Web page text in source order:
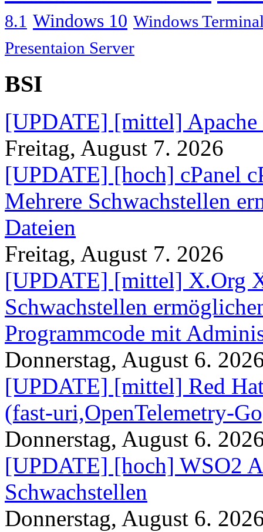
8.1 Windows 10 Windows
Presentaion Server
BSI
[UPDATE] [mittel] Apache
Freitag, August 7. 2026
[UPDATE] [hoch] cPanel
Mehrere Schwachstellen
Dateien
Freitag, August 7. 2026
[UPDATE] [mittel] X.Org
Schwachstellen
Programmcode mit
Donnerstag, August 6.
[UPDATE] [mittel] Red
(fast-uri,OpenTelemetry-
Donnerstag, August 6.
[UPDATE] [hoch] WSO2
Schwachstellen
Donnerstag, August 6.